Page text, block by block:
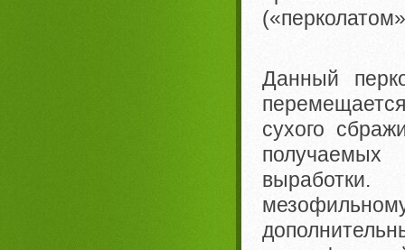
Данный
сухого
выработки.